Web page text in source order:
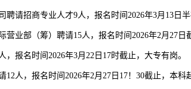
招商专业人才9人，报名时间2026年3月13日半
部（筹）聘请15人，报名时间2026年2月27日
报名时间2026年3月22日17时截止，大专有岗。
人，报名时间2026年2月27日17！30截止，本科